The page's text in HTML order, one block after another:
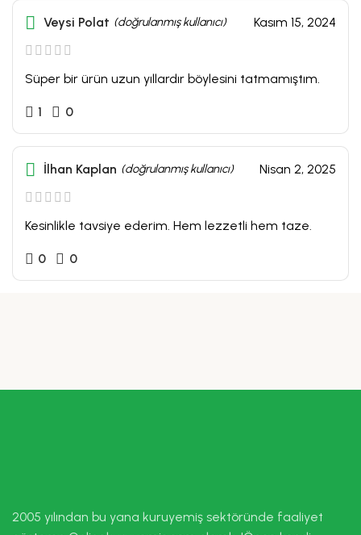
Veysi Polat (doğrulanmış kullanıcı) Kasım 15, 2024
Süper bir ürün uzun yıllardır böylesini tatmamıştım.
1 0
İlhan Kaplan (doğrulanmış kullanıcı) Nisan 2, 2025
Kesinlikle tavsiye ederim. Hem lezzetli hem taze.
0 0
2005 yılından bu yana kuruyemiş sektöründe faaliyet